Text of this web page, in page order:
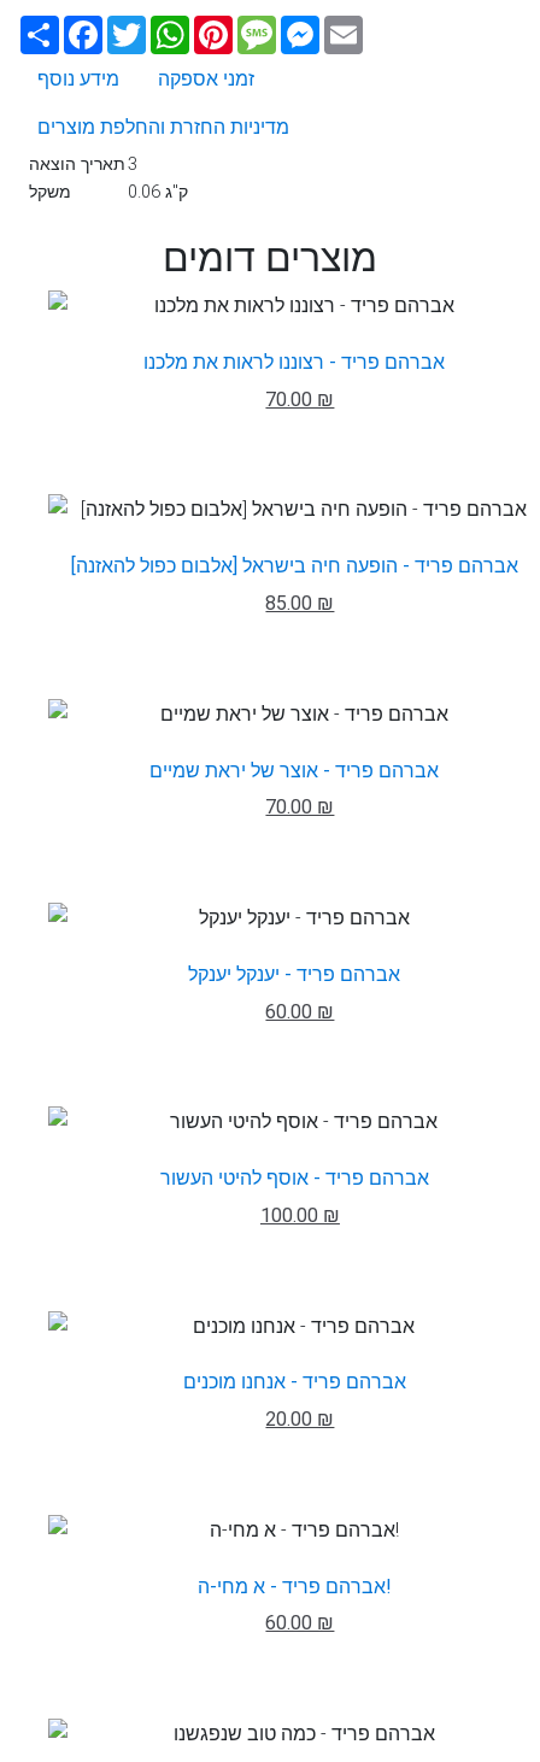
שתף Facebook
TwitterWhatsApp
PinterestMessageMessenger
מידע נוסף
זמני אספקה
מדיניות החזרת והחלפת מוצרים
תאריך הוצאה3
משקל
0.06 ק"ג
מוצרים דומים
אברהם פריד - רצוננו לראות את מלכנו
70.00 ₪
אברהם פריד - הופעה חיה בישראל [אלבום כפול להאזנה]
85.00 ₪
אברהם פריד - אוצר של יראת שמיים
70.00 ₪
אברהם פריד - יענקל יענקל
60.00 ₪
אברהם פריד - אוסף להיטי העשור
100.00 ₪
אברהם פריד - אנחנו מוכנים
20.00 ₪
אברהם פריד - א מחי-ה!
60.00 ₪